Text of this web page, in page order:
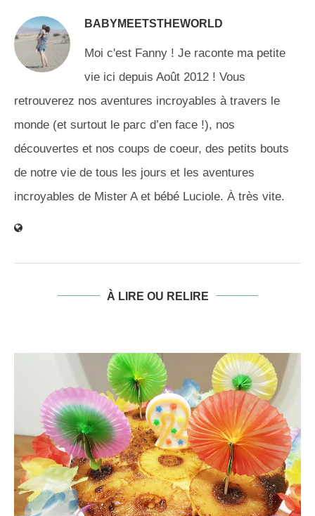
BABYMEETSTHEWORLD
Moi c'est Fanny ! Je raconte ma petite
vie ici depuis Août 2012 ! Vous
retrouverez nos aventures incroyables à travers le
monde (et surtout le parc d’en face !), nos
découvertes et nos coups de coeur, des petits bouts
de notre vie de tous les jours et les aventures
incroyables de Mister A et bébé Luciole. À très vite.
À LIRE OU RELIRE